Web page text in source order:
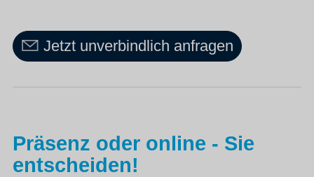
Jetzt unverbindlich anfragen
Präsenz oder online - Sie
entscheiden!